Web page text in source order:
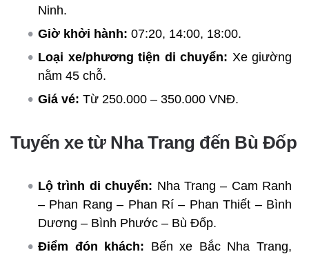
Ninh.
Giờ khởi hành: 07:20, 14:00, 18:00.
Loại xe/phương tiện di chuyển: Xe giường
nằm 45 chỗ.
Giá vé: Từ 250.000 – 350.000 VNĐ.
Tuyến xe từ Nha Trang đến Bù Đốp
Lộ trình di chuyển: Nha Trang – Cam Ranh
– Phan Rang – Phan Rí – Phan Thiết – Bình
Dương – Bình Phước – Bù Đốp.
Điểm đón khách: Bến xe Bắc Nha Trang,